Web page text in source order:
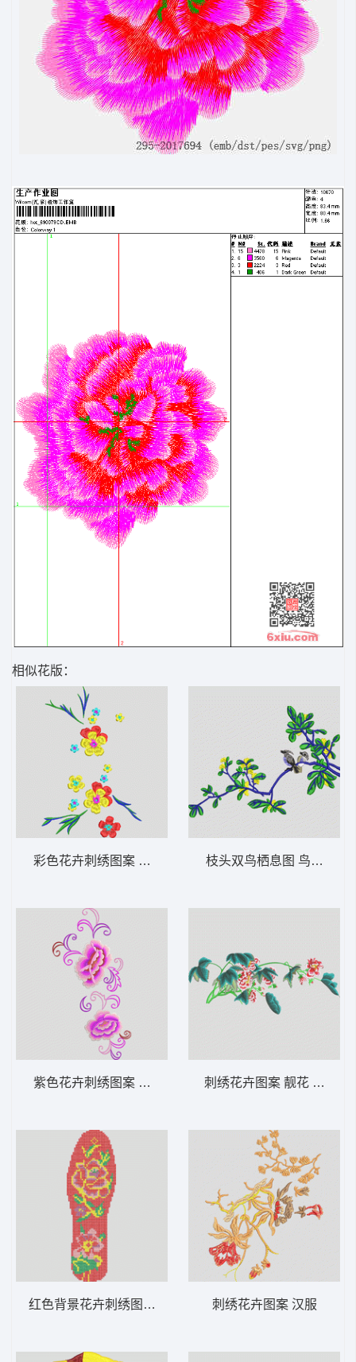
相似花版：
彩色花卉刺绣图案 简单花
紫色花卉刺绣图案 汉服
红色背景花卉刺绣图案 鞋垫
枝头双鸟栖息图 鸟语花香
刺绣花卉图案 靓花 旗袍
刺绣花卉图案 汉服